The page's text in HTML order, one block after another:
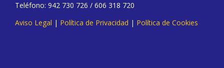
Teléfono: 942 730 726 / 606 318 720
Aviso Legal | Política de Privacidad | Política de Cookies